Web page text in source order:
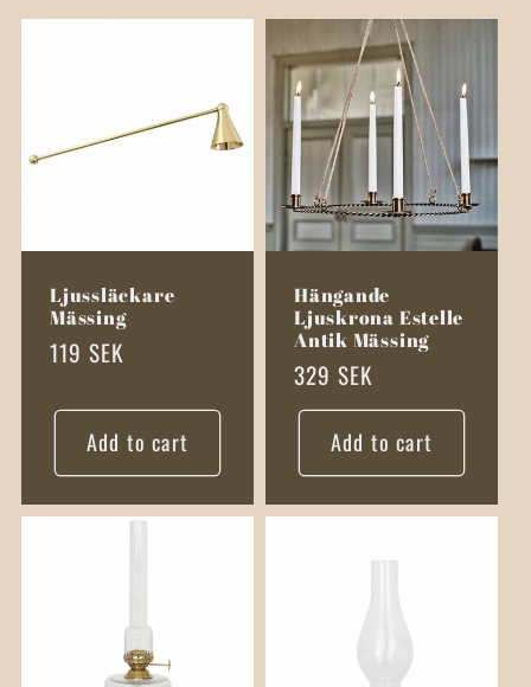
l
c
i
Ljussläckare
Mässing
Regular
119 SEK
Add to cart
Hängande
Ljuskrona Estelle
Antik Mässing
Regular
price
329 SEK
Add to cart